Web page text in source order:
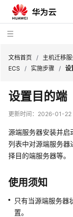
最
新
动
产
品
快
速
文档首页 / 主机迁移
ECS
/ 实施步骤 / 设
设置目的端
更新时间： 2026-01-22
源端服务器安装并
列表中对源端服务器
择目的端服务器等。
使用须知
只有当源端服务器
置。